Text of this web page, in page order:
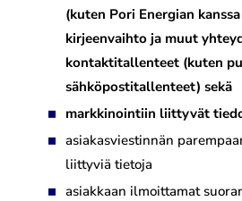
(kuten Pori Energian
kirjeenvaihto ja muut
kontaktitallenteet (kuten
sähköpostitallenteet) sekä
markkinointiin liittyvät
asiakasviestinnän
liittyviä tietoja
asiakkaan ilmoittamat